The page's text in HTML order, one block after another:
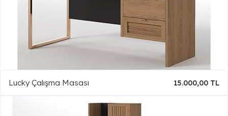
Lucky Çalışma Masası 15.000,00 TL